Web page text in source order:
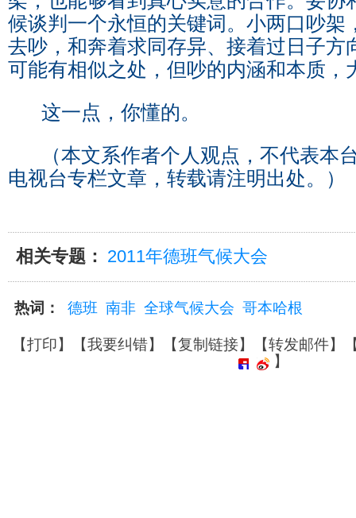
候谈判一个永恒的关键词。小两口吵架
去吵，和奔着求同存异、接着过日子方
可能有相似之处，但吵的内涵和本质，
这一点，你懂的。
（本文系作者个人观点，不代表本
电视台专栏文章，转载请注明出处。）
相关专题： 2011年德班气候大会
热词： 德班 南非 全球气候大会 哥本哈根
【打印】【我要纠错】【复制链接】【转发邮件】
】